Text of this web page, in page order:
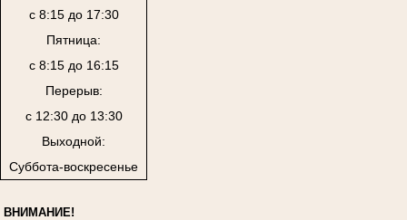
с 8:15 до 17:30
Пятница:
с 8:15 до 16:15
Перерыв:
с 12:30 до 13:30
Выходной:
Суббота-воскресенье
ВНИМАНИЕ!